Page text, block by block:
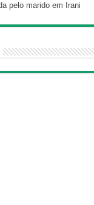
pelo marido em Irani